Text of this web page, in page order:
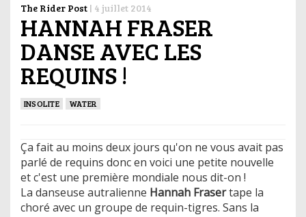
The Rider Post | 4 juillet 2014
HANNAH FRASER
DANSE AVEC LES
REQUINS !
INSOLITE WATER
Ça fait au moins deux jours qu'on ne vous avait pas
parlé de requins donc en voici une petite nouvelle
et c'est une première mondiale nous dit-on !
La danseuse autralienne Hannah Frasertape la
choré avec un groupe de requin-tigres. Sans la